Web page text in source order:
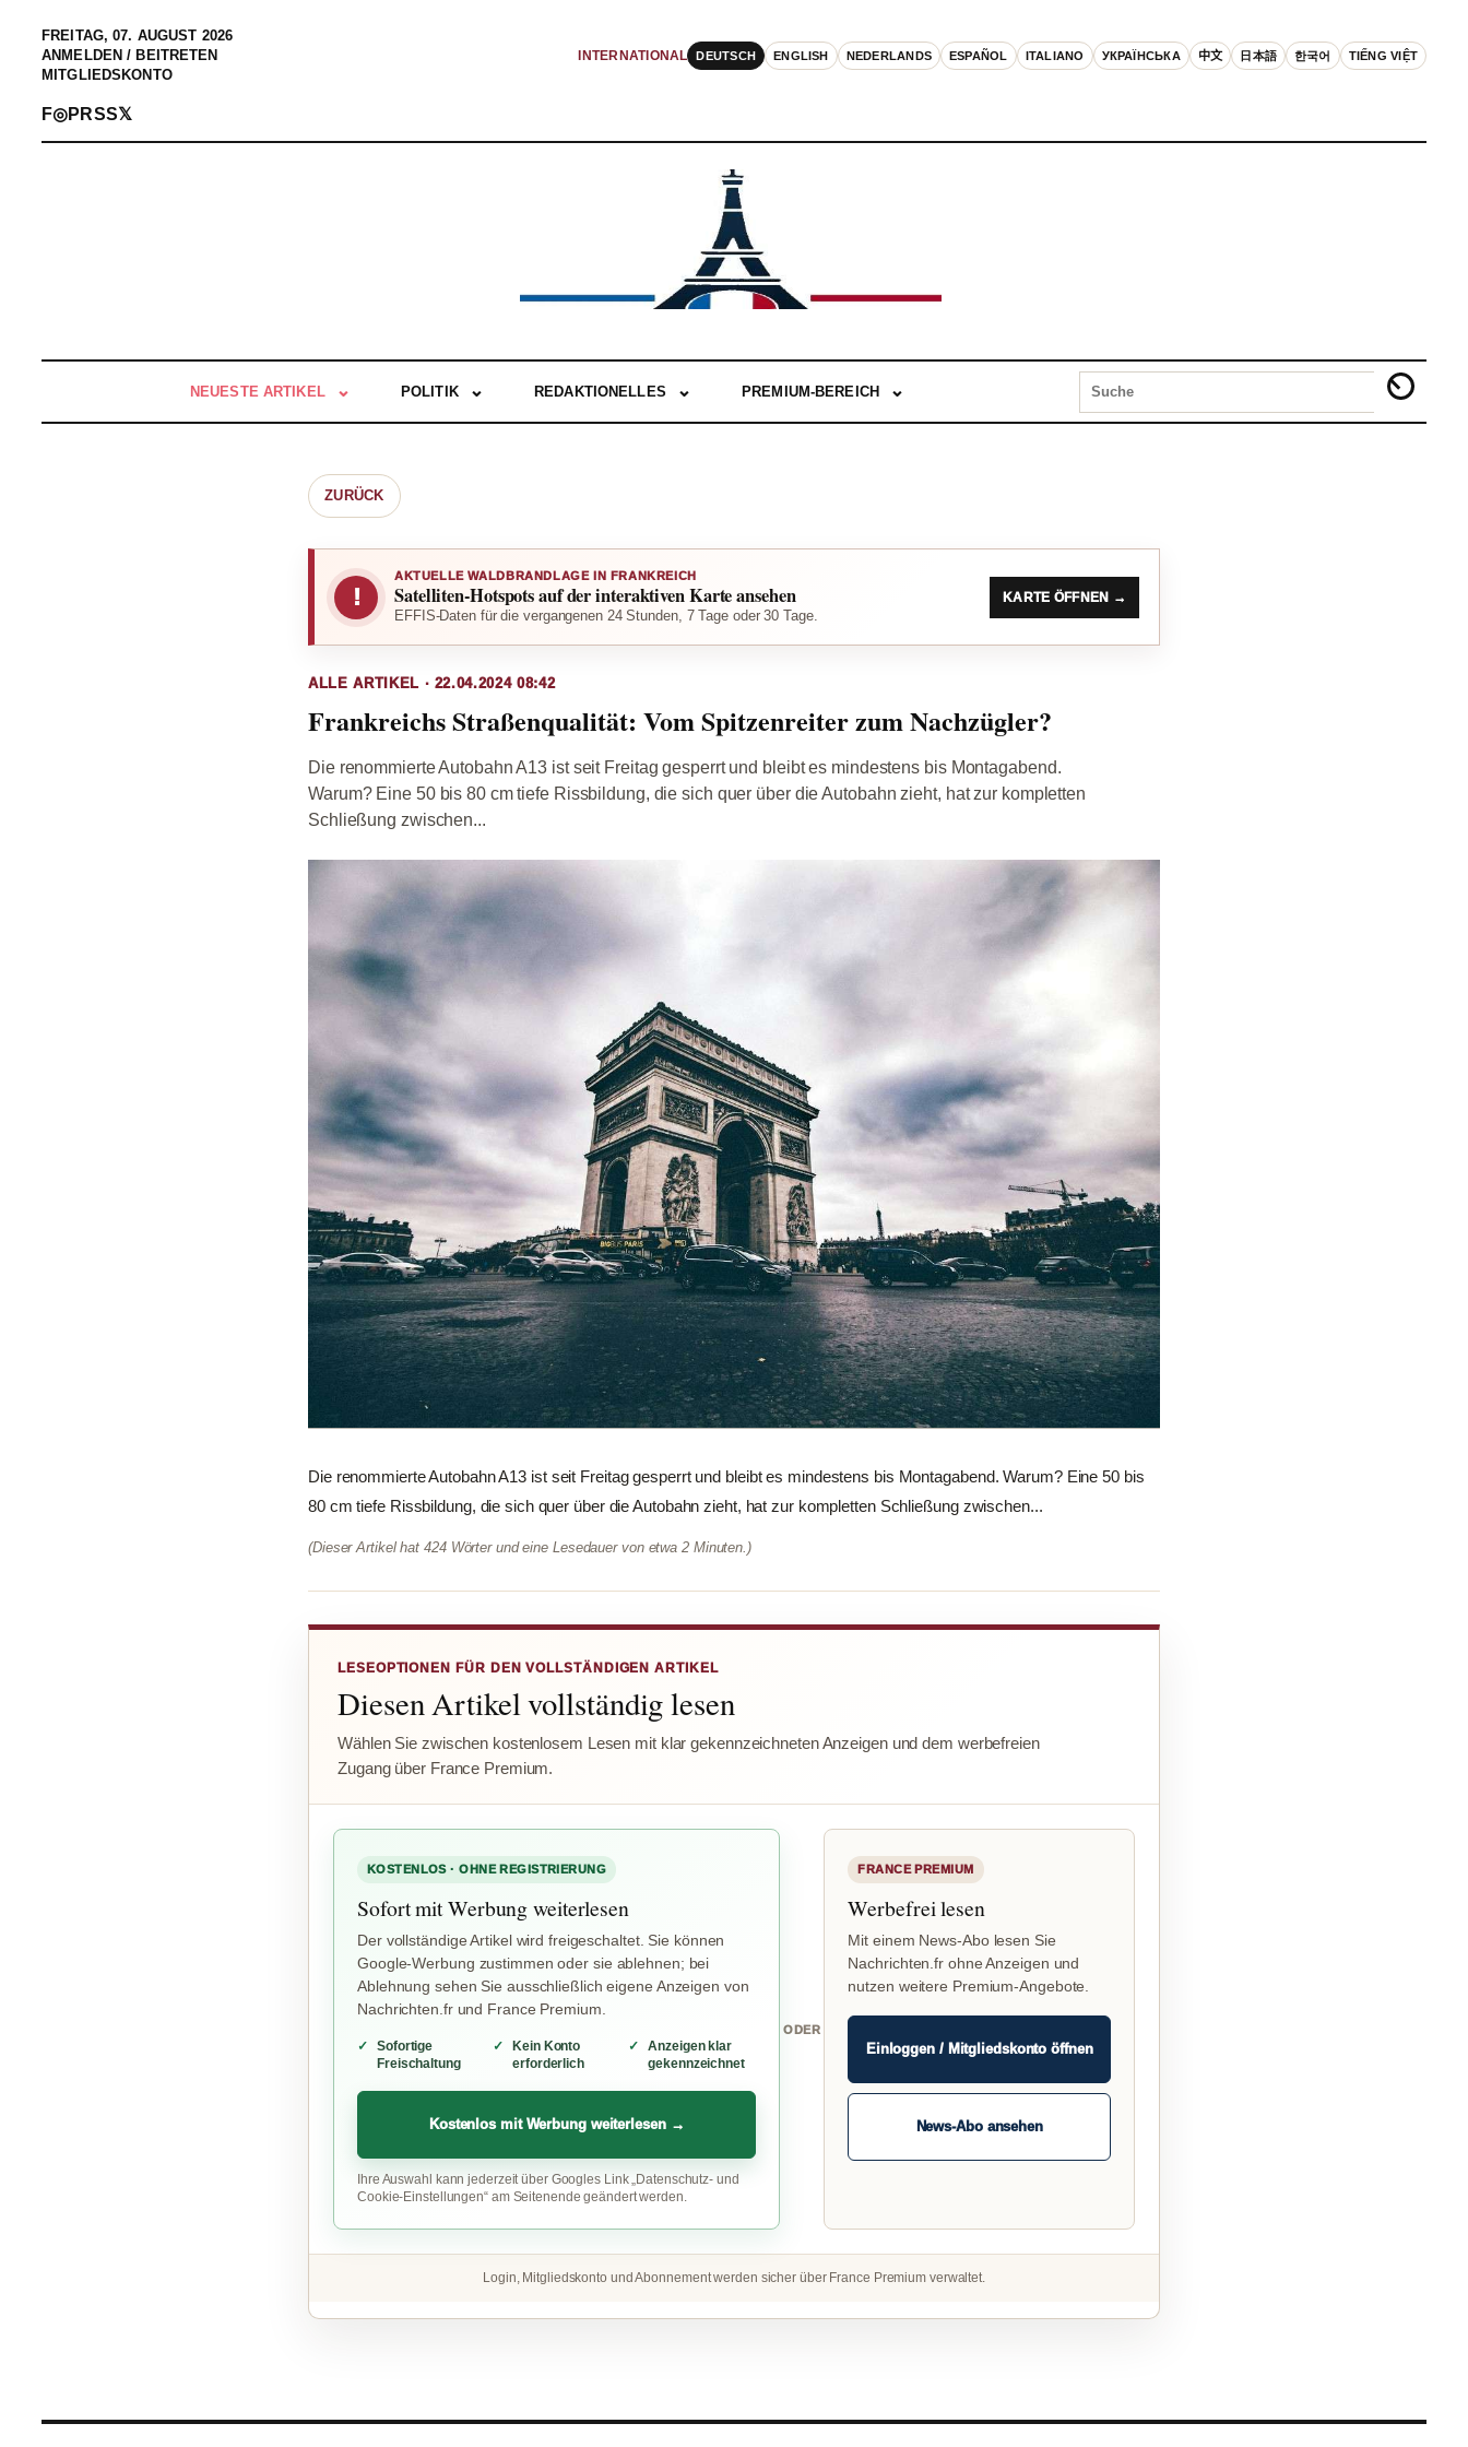
FREITAG, 07. AUGUST 2026
ANMELDEN / BEITRETEN
MITGLIEDSKONTO
INTERNATIONAL DEUTSCH ENGLISH NEDERLANDS ESPAÑOL ITALIANO УКРАЇНСЬКА 中文 日本語 한국어 TIẾNG VIỆT
F◎PRSS𝕏
NEUESTE ARTIKEL POLITIK REDAKTIONELLES PREMIUM-BEREICH
ZURÜCK
!
AKTUELLE WALDBRANDLAGE IN FRANKREICH
Satelliten-Hotspots auf der interaktiven Karte ansehen
EFFIS-Daten für die vergangenen 24 Stunden, 7 Tage oder 30 Tage.
KARTE ÖFFNEN →
ALLE ARTIKEL · 22.04.2024 08:42
Frankreichs Straßenqualität: Vom Spitzenreiter zum Nachzügler?
Die renommierte Autobahn A13 ist seit Freitag gesperrt und bleibt es mindestens bis Montagabend.
Warum? Eine 50 bis 80 cm tiefe Rissbildung, die sich quer über die Autobahn zieht, hat zur kompletten
Schließung zwischen...
Die renommierte Autobahn A13 ist seit Freitag gesperrt und bleibt es mindestens bis Montagabend. Warum? Eine 50 bis
80 cm tiefe Rissbildung, die sich quer über die Autobahn zieht, hat zur kompletten Schließung zwischen...
(Dieser Artikel hat 424 Wörter und eine Lesedauer von etwa 2 Minuten.)
LESEOPTIONEN FÜR DEN VOLLSTÄNDIGEN ARTIKEL
Diesen Artikel vollständig lesen
Wählen Sie zwischen kostenlosem Lesen mit klar gekennzeichneten Anzeigen und dem werbefreien
Zugang über France Premium.
KOSTENLOS · OHNE REGISTRIERUNG
Sofort mit Werbung weiterlesen
Der vollständige Artikel wird freigeschaltet. Sie können
Google-Werbung zustimmen oder sie ablehnen; bei
Ablehnung sehen Sie ausschließlich eigene Anzeigen von
Nachrichten.fr und France Premium.
Sofortige
Freischaltung
Kein Konto
erforderlich
Anzeigen klar
gekennzeichnet
Kostenlos mit Werbung weiterlesen →
Ihre Auswahl kann jederzeit über Googles Link „Datenschutz- und
Cookie-Einstellungen“ am Seitenende geändert werden.
ODER
FRANCE PREMIUM
Werbefrei lesen
Mit einem News-Abo lesen Sie
Nachrichten.fr ohne Anzeigen und
nutzen weitere Premium-Angebote.
Einloggen / Mitgliedskonto öffnen
News-Abo ansehen
Login, Mitgliedskonto und Abonnement werden sicher über France Premium verwaltet.